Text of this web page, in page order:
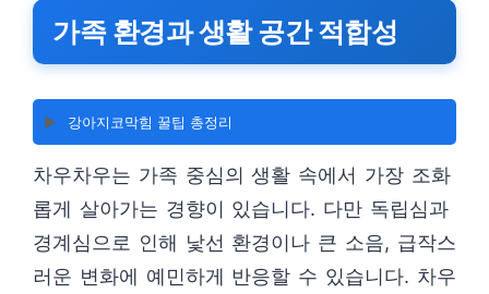
가족 환경과 생활 공간 적합성
▶️ 강아지코막힘 꿀팁 총정리
차우차우는 가족 중심의 생활 속에서 가장 조화
롭게 살아가는 경향이 있습니다. 다만 독립심과
경계심으로 인해 낯선 환경이나 큰 소음, 급작스
러운 변화에 예민하게 반응할 수 있습니다. 차우